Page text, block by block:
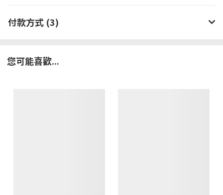
付款方式 (3)
您可能喜歡...